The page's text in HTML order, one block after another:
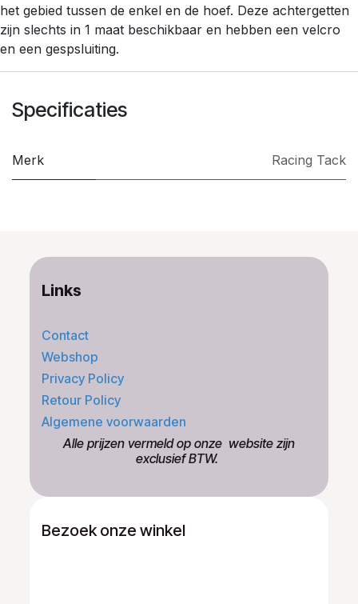
het gebied tussen de enkel en de hoef. Deze achtergetten
zijn slechts in 1 maat beschikbaar en hebben een velcro
en een gespsluiting.
Specificaties
Merk ​Racing Tack
Links
Contact
Webshop
Privacy Policy
Retour Policy
Algemene voorwaarden
​Alle prijzen vermeld op onze ​website zijn
exclusief BTW.
Bezoek onze winkel